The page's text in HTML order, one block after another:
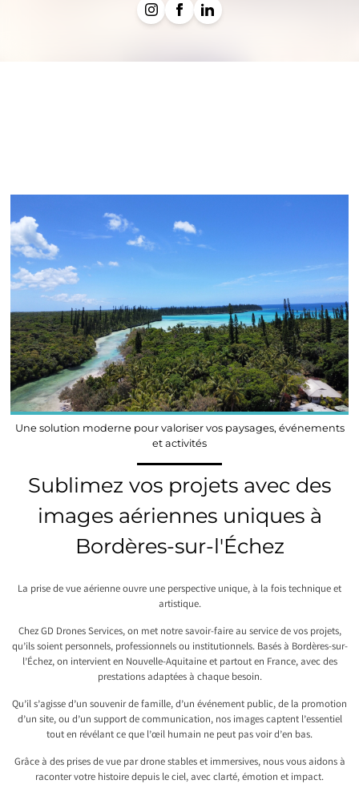
Une solution moderne pour valoriser vos paysages, événements
et activités
Sublimez vos projets avec des
images aériennes uniques à
Bordères-sur-l'Échez
La prise de vue aérienne ouvre une perspective unique, à la fois technique et
artistique.
Chez GD Drones Services, on met notre savoir-faire au service de vos projets,
qu’ils soient personnels, professionnels ou institutionnels. Basés à Bordères-sur-
l’Échez, on intervient en Nouvelle-Aquitaine et partout en France, avec des
prestations adaptées à chaque besoin.
Qu’il s’agisse d’un souvenir de famille, d’un événement public, de la promotion
d’un site, ou d’un support de communication, nos images captent l’essentiel
tout en révélant ce que l’œil humain ne peut pas voir d’en bas.
Grâce à des prises de vue par drone stables et immersives, nous vous aidons à
raconter votre histoire depuis le ciel, avec clarté, émotion et impact.